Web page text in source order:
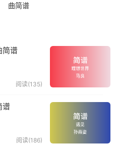
曲简谱
简谱
阅读(135)
谱
阅读(186)